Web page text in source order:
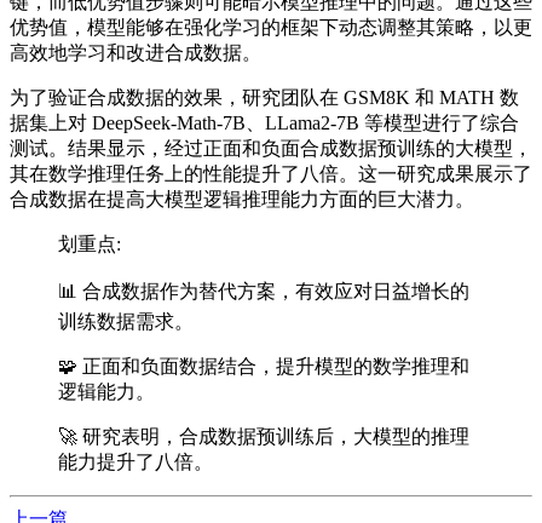
优势值，模型能够在强化学习的框架下动态调整其策略，以更
高效地学习和改进合成数据。
为了验证合成数据的效果，研究团队在 GSM8K 和 MATH 数
据集上对 DeepSeek-Math-7B、LLama2-7B 等模型进行了综合
测试。结果显示，经过正面和负面合成数据预训练的大模型，
其在数学推理任务上的性能提升了八倍。这一研究成果展示了
合成数据在提高大模型逻辑推理能力方面的巨大潜力。
划重点:
📊 合成数据作为替代方案，有效应对日益增长的
训练数据需求。
🧩 正面和负面数据结合，提升模型的数学推理和
逻辑能力。
🚀 研究表明，合成数据预训练后，大模型的推理
能力提升了八倍。
上一篇